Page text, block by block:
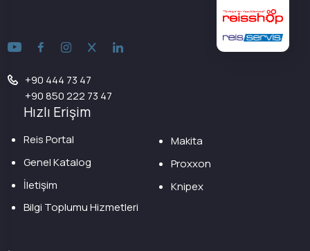
+90 444 73 47
+90 850 222 73 47
Hızlı Erişim
Reis Portal
Genel Katalog
İletişim
Bilgi Toplumu Hizmetleri
Makita
Proxxon
Knipex